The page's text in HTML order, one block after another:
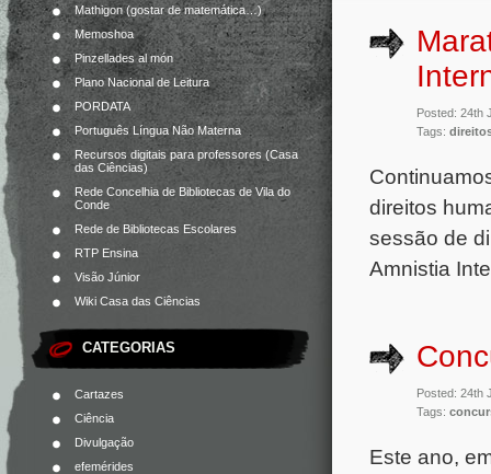
Mathigon (gostar de matemática…)
Memoshoa
Pinzellades al món
Plano Nacional de Leitura
PORDATA
Português Língua Não Materna
Recursos digitais para professores (Casa
das Ciências)
Rede Concelhia de Bibliotecas de Vila do
Conde
Rede de Bibliotecas Escolares
RTP Ensina
Visão Júnior
Wiki Casa das Ciências
CATEGORIAS
Cartazes
Ciência
Divulgação
efemérides
Posted: 24th
Tags:
direitos
sessão de
Amnistia
Posted: 24th
Tags:
Este ano,